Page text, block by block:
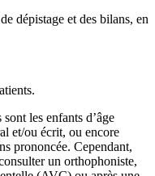
dépistage et des bilans, en
les enfants d’âge
et/ou écrit, ou encore
prononcée. Cependant,
un orthophoniste,